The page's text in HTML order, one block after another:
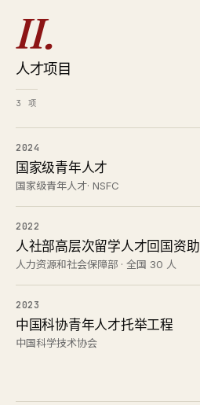
II.
人才项目
3 项
2024
国家级青年人才
国家级青年人才· NSFC
2022
人社部高层次留学人才回国资助
人力资源和社会保障部 · 全国 30 人
2023
中国科协青年人才托举工程
中国科学技术协会